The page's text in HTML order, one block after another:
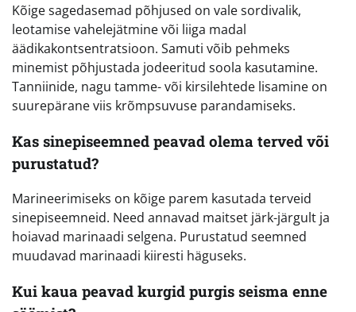
Kõige sagedasemad põhjused on vale sordivalik,
leotamise vahelejätmine või liiga madal
äädikakontsentratsioon. Samuti võib pehmeks
minemist põhjustada jodeeritud soola kasutamine.
Tanniinide, nagu tamme- või kirsilehtede lisamine on
suurepärane viis krõmpsuvuse parandamiseks.
Kas sinepiseemned peavad olema terved või
purustatud?
Marineerimiseks on kõige parem kasutada terveid
sinepiseemneid. Need annavad maitset järk-järgult ja
hoiavad marinaadi selgena. Purustatud seemned
muudavad marinaadi kiiresti häguseks.
Kui kaua peavad kurgid purgis seisma enne